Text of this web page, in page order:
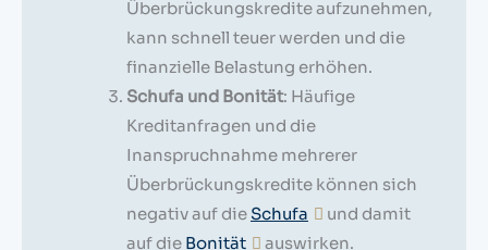
Überbrückungskredite aufzunehmen,
kann schnell teuer werden und die
finanzielle Belastung erhöhen.
Schufa und Bonität: Häufige
Kreditanfragen und die
Inanspruchnahme mehrerer
Überbrückungskredite können sich
negativ auf die Schufa
und damit
auf die Bonität auswirken.